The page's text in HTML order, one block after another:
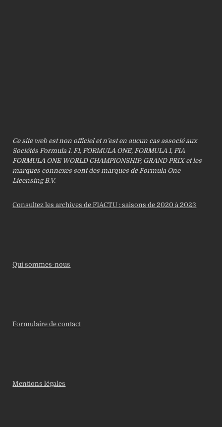
Ce site web est non officiel et n’est en aucun cas associé aux
Sociétés Formula 1. F1, FORMULA ONE, FORMULA 1, FIA
FORMULA ONE WORLD CHAMPIONSHIP, GRAND PRIX et les
marques connexes sont des marques de Formula One
Licensing B.V.
Consultez les archives de F1ACTU : saisons de 2020 à 2023
Qui sommes-nous
Formulaire de contact
Mentions légales